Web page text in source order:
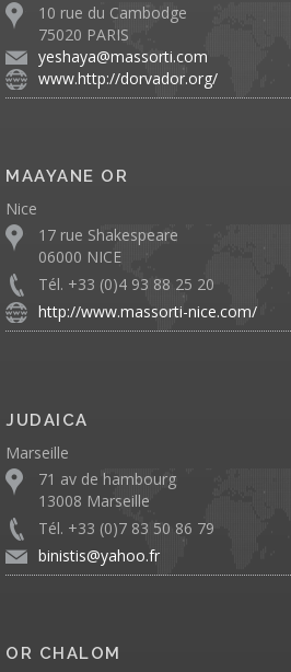
10 rue du Cambodge
75020 PARIS
yeshaya@massorti.com
www.http://dorvador.org/
MAAYANE OR
Nice
17 rue Shakespeare
06000 NICE
Tél. +33 (0)4 93 88 25 20
http://www.massorti-nice.com/
JUDAICA
Marseille
71 av de hambourg
13008 Marseille
Tél. +33 (0)7 83 50 86 79
binistis@yahoo.fr
OR CHALOM